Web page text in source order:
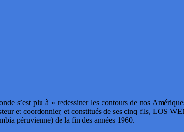
s’est plu à « redessiner les contours de nos
et coordonnier, et constitués de ses cinq fils, LOS
péruvienne) de la fin des années 1960.